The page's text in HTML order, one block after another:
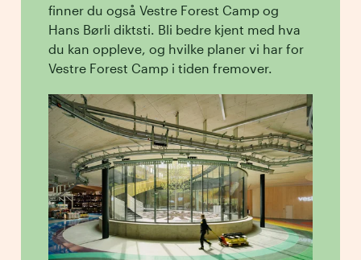
finner du også Vestre Forest Camp og
Hans Børli diktsti. Bli bedre kjent med hva
du kan oppleve, og hvilke planer vi har for
Vestre Forest Camp i tiden fremover.